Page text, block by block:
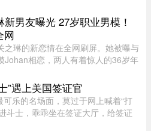
间，Leon’s Furniture Ltd.（LNF-
示，公 ...
新男友曝光 27岁职业男模！
网
之琳的新恋情在全网刷屏。她被曝与
Johan相恋，两人有着惊人的36岁年
的关之琳却始终保持沉默，既不承
这份淡定态度， ...
”遇上美国签证官
可乐的名场面，莫过于网上喊着“打
斗士，乖乖坐在签证大厅，给签证